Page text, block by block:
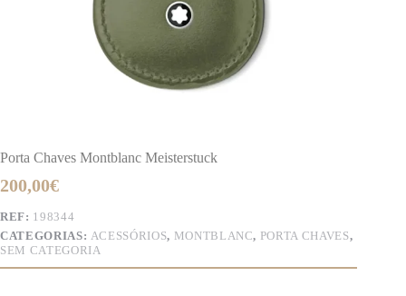
Porta Chaves Montblanc Meisterstuck
200,00€
REF: 198344
CATEGORIAS: ACESSÓRIOS, MONTBLANC, PORTA CHAVES,
SEM CATEGORIA